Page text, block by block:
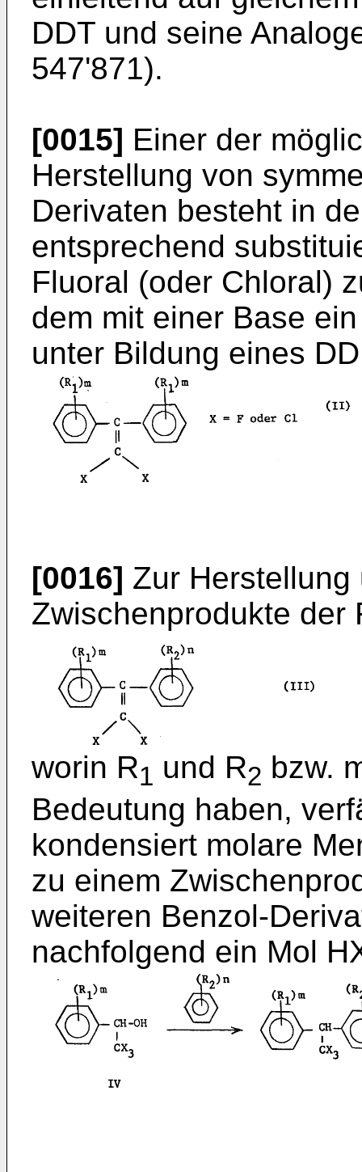
DDT und seine
547'871).
[0015] Einer der
Herstellung von
Derivaten besteht in
entsprechend
Fluoral (oder Chloral)
dem mit einer Base
unter Bildung eines
[0016] Zur
Zwischenprodukte der
worin R1 und R2 bzw.
Bedeutung haben,
kondensiert molare
zu einem
weiteren Benzol-
nachfolgend ein Mol